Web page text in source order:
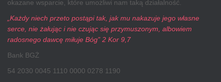
okazane wsparcie, które umożliwi nam taką działalność.
„Każdy niech przeto postąpi tak, jak mu nakazuje jego własne
serce, nie żałując i nie czując się przymuszonym, albowiem
radosnego dawcę miłuje Bóg” 2 Kor 9,7
Bank BGŻ
54 2030 0045 1110 0000 0278 1190